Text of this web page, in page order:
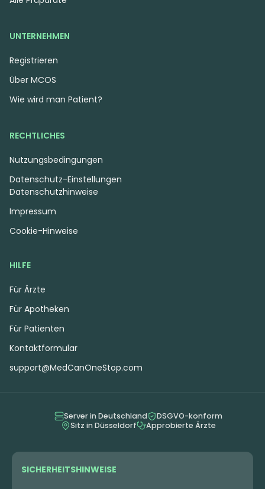
UNTERNEHMEN
Registrieren
Über MCOS
Wie wird man Patient?
HILFE
Für Ärzte
Für Apotheken
Für Patienten
Kontaktformular
support@MedCanOneStop.com
RECHTLICHES
Nutzungsbedingungen
Datenschutzhinweise
Impressum
Cookie-Hinweise
Datenschutz-Einstellungen
Server in Deutschland
DSGVO-konform
Sitz in Düsseldorf
Approbierte Ärzte
SICHERHEITSHINWEISE